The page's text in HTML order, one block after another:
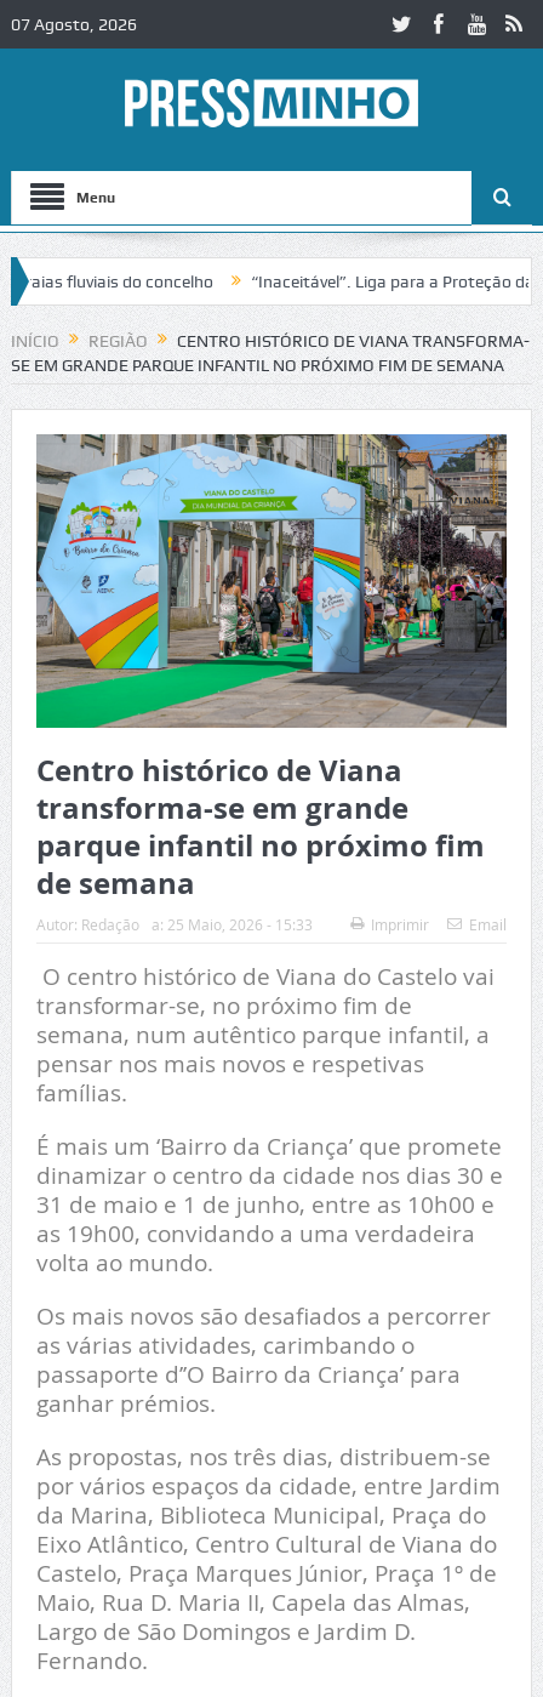
07 Agosto, 2026
Menu
fluviais do concelho “Inaceitável”. Liga para a Proteção da
INÍCIO REGIÃO
CENTRO HISTÓRICO DE VIANA TRANSFORMA-
SE EM GRANDE PARQUE INFANTIL NO PRÓXIMO FIM DE SEMANA
Centro histórico de Viana
transforma-se em grande
parque infantil no próximo fim
de semana
Autor: Redação a: 25 Maio, 2026 - 15:33 Imprimir Email
O centro histórico de Viana do Castelo vai
transformar-se, no próximo fim de
semana, num autêntico parque infantil, a
pensar nos mais novos e respetivas
famílias.
É mais um ‘Bairro da Criança’ que promete
dinamizar o centro da cidade nos dias 30 e
31 de maio e 1 de junho, entre as 10h00 e
as 19h00, convidando a uma verdadeira
volta ao mundo.
Os mais novos são desafiados a percorrer
as várias atividades, carimbando o
passaporte d’’O Bairro da Criança’ para
ganhar prémios.
As propostas, nos três dias, distribuem-se
por vários espaços da cidade, entre Jardim
da Marina, Biblioteca Municipal, Praça do
Eixo Atlântico, Centro Cultural de Viana do
Castelo, Praça Marques Júnior, Praça 1º de
Maio, Rua D. Maria II, Capela das Almas,
Largo de São Domingos e Jardim D.
Fernando.